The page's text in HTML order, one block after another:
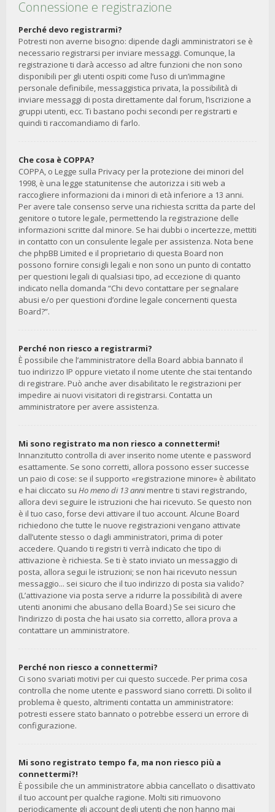
Connessione e registrazione
Perché devo registrarmi?
Potresti non averne bisogno: dipende dagli amministratori se è
necessario registrarsi per inviare messaggi. Comunque, la
registrazione ti darà accesso ad altre funzioni che non sono
disponibili per gli utenti ospiti come l’uso di un’immagine
personale definibile, messaggistica privata, la possibilità di
inviare messaggi di posta direttamente dal forum, l’iscrizione a
gruppi utenti, ecc. Ti bastano pochi secondi per registrarti e
quindi ti raccomandiamo di farlo.
Che cosa è COPPA?
COPPA, o Legge sulla Privacy per la protezione dei minori del
1998, è una legge statunitense che autorizza i siti web a
raccogliere informazioni da i minori di età inferiore a 13 anni.
Per avere tale consenso serve una richiesta scritta da parte del
genitore o tutore legale, permettendo la registrazione delle
informazioni scritte dal minore. Se hai dubbi o incertezze, mettiti
in contatto con un consulente legale per assistenza. Nota bene
che phpBB Limited e il proprietario di questa Board non
possono fornire consigli legali e non sono un punto di contatto
per questioni legali di qualsiasi tipo, ad eccezione di quanto
indicato nella domanda “Chi devo contattare per segnalare
abusi e/o per questioni d’ordine legale concernenti questa
Board?”.
Perché non riesco a registrarmi?
È possibile che l’amministratore della Board abbia bannato il
tuo indirizzo IP oppure vietato il nome utente che stai tentando
di registrare. Può anche aver disabilitato le registrazioni per
impedire ai nuovi visitatori di registrarsi. Contatta un
amministratore per avere assistenza.
Mi sono registrato ma non riesco a connettermi!
Innanzitutto controlla di aver inserito nome utente e password
esattamente. Se sono corretti, allora possono esser successe
un paio di cose: se il supporto «registrazione minore» è abilitato
e hai cliccato su Ho meno di 13 annimentre ti stavi registrando,
allora devi seguire le istruzioni che hai ricevuto. Se questo non
è il tuo caso, forse devi attivare il tuo account. Alcune Board
richiedono che tutte le nuove registrazioni vengano attivate
dall’utente stesso o dagli amministratori, prima di poter
accedere. Quando ti registri ti verrà indicato che tipo di
attivazione è richiesta. Se ti è stato inviato un messaggio di
posta, allora segui le istruzioni; se non hai ricevuto nessun
messaggio... sei sicuro che il tuo indirizzo di posta sia valido?
(L’attivazione via posta serve a ridurre la possibilità di avere
utenti anonimi che abusano della Board.) Se sei sicuro che
l’indirizzo di posta che hai usato sia corretto, allora prova a
contattare un amministratore.
Perché non riesco a connettermi?
Ci sono svariati motivi per cui questo succede. Per prima cosa
controlla che nome utente e password siano corretti. Di solito il
problema è questo, altrimenti contatta un amministratore:
potresti essere stato bannato o potrebbe esserci un errore di
configurazione.
Mi sono registrato tempo fa, ma non riesco più a
connettermi?!
È possibile che un amministratore abbia cancellato o disattivato
il tuo account per qualche ragione. Molti siti rimuovono
periodicamente gli account degli utenti che non hanno mai